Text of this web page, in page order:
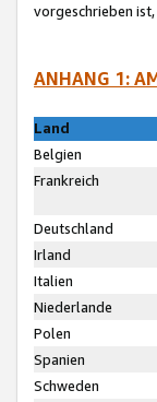
vorgeschrieben
ANHANG 1:
Land
Belgien
Frankreich
Deutschland
Irland
Italien
Niederlande
Polen
Spanien
Schweden